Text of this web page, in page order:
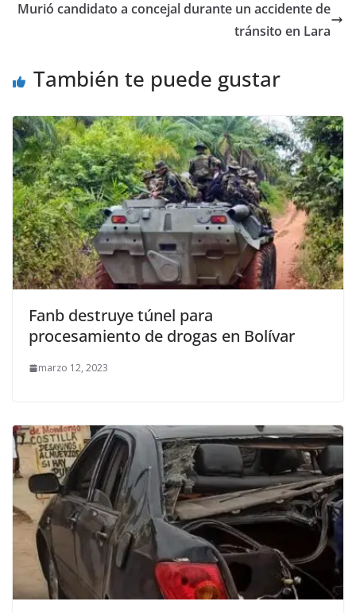
Murió candidato a concejal durante un accidente de
tránsito en Lara
También te puede gustar
Fanb destruye túnel para
procesamiento de drogas en Bolívar
marzo 12, 2023